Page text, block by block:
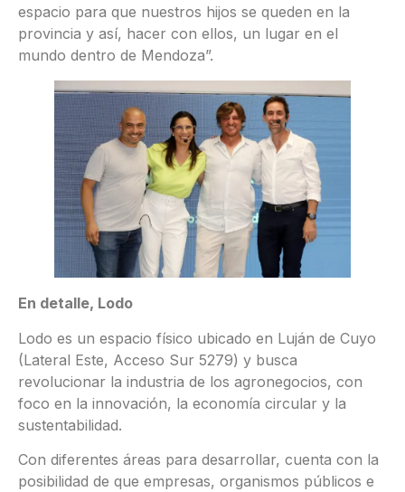
espacio para que nuestros hijos se queden en la
provincia y así, hacer con ellos, un lugar en el
mundo dentro de Mendoza”.
En detalle, Lodo
Lodo es un espacio físico ubicado en Luján de Cuyo
(Lateral Este, Acceso Sur 5279) y busca
revolucionar la industria de los agronegocios, con
foco en la innovación, la economía circular y la
sustentabilidad.
Con diferentes áreas para desarrollar, cuenta con la
posibilidad de que empresas, organismos públicos e